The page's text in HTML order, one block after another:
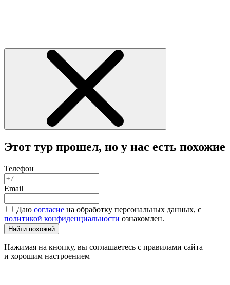
Этот тур прошел, но у нас есть похожие
Телефон
Email
Даю согласие на обработку персональных данных, с
политикой конфиденциальности ознакомлен.
Найти похожий
Нажимая на кнопку, вы соглашаетесь с правилами сайта
и хорошим настроением